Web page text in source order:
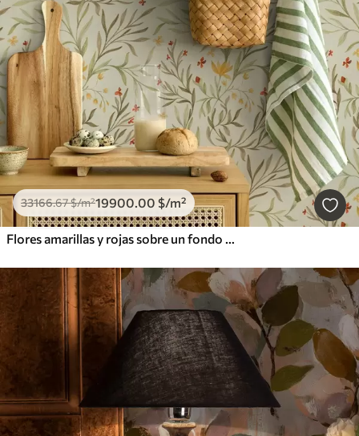
33166.67$/m²19900.00 $/m²
Flores amarillas y rojas sobre un fondo verde claro